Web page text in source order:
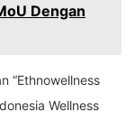
Dengan
“Ethnowellness
Wellness